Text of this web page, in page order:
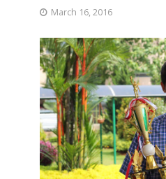
March 16, 2016